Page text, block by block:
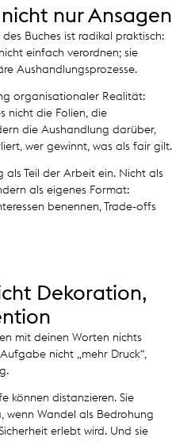
nur Ansagen
Buches ist radikal praktisch:
einfach verordnen; sie
Aushandlungsprozesse.
organisationaler Realität:
nicht die Folien, die
die Aushandlung darüber,
wer gewinnt, was als fair gilt.
als Teil der Arbeit ein. Nicht als
als eigenes Format:
benennen, Trade-offs
Dekoration,
mit deinen Worten nichts
nicht „mehr Druck“,
können distanzieren. Sie
wenn Wandel als Bedrohung
erlebt wird. Und sie